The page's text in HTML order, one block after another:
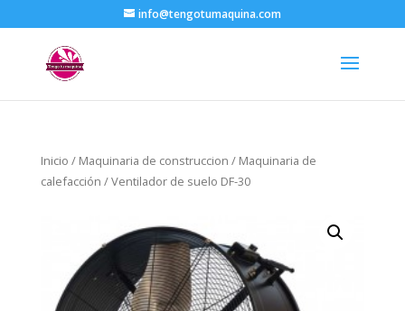
info@tengotumaquina.com
Inicio / Maquinaria de construccion / Maquinaria de
calefacción / Ventilador de suelo DF-30